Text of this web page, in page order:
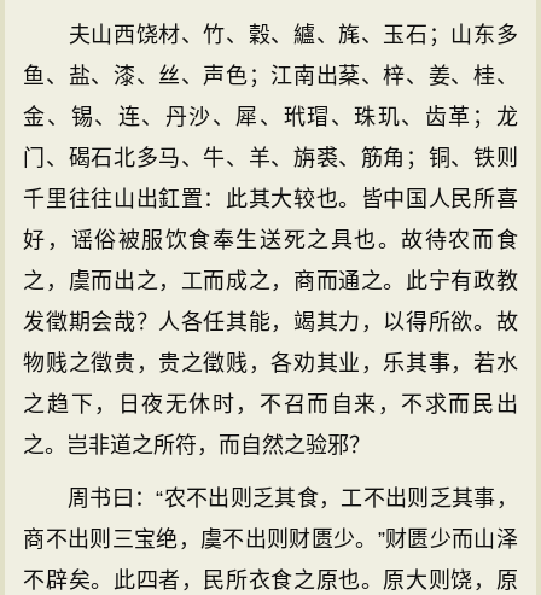
夫山西饶材、竹、穀、纑、旄、玉石；山东多
鱼、盐、漆、丝、声色；江南出棻、梓、姜、桂、
金、锡、连、丹沙、犀、玳瑁、珠玑、齿革；龙
门、碣石北多马、牛、羊、旃裘、筋角；铜、铁则
千里往往山出釭置：此其大较也。皆中国人民所喜
好，谣俗被服饮食奉生送死之具也。故待农而食
之，虞而出之，工而成之，商而通之。此宁有政教
发徵期会哉？人各任其能，竭其力，以得所欲。故
物贱之徵贵，贵之徵贱，各劝其业，乐其事，若水
之趋下，日夜无休时，不召而自来，不求而民出
之。岂非道之所符，而自然之验邪？
周书曰：“农不出则乏其食，工不出则乏其事，
商不出则三宝绝，虞不出则财匮少。”财匮少而山泽
不辟矣。此四者，民所衣食之原也。原大则饶，原